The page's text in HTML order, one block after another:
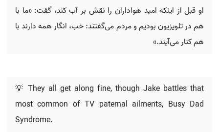
او قبل از اینکه امید هواداران را نقش بر آب کند، گفت: «ما با
هم در تلویزیون بودیم و مردم می‌گفتند: خب، انگار همه دارند با
هم کنار می‌آیند.»
💡 They all get along fine, though Jake battles that
most common of TV paternal ailments, Busy Dad
Syndrome.